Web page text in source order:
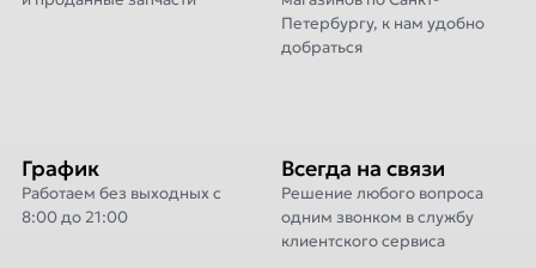
Петербургу, к нам удобно
добраться
График
Работаем без выходных с
8:00 до 21:00
Всегда на связи
Решение любого вопроса
одним звонком в службу
клиентского сервиса